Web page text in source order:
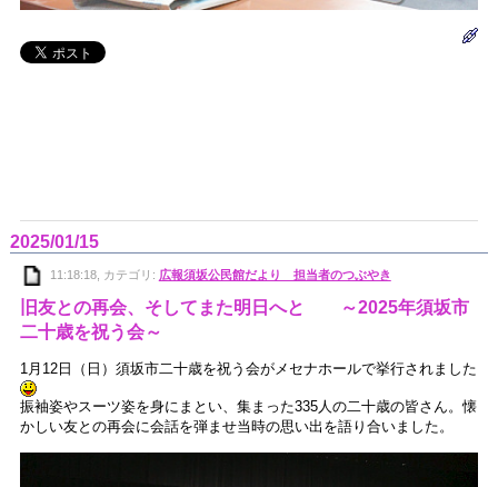
2025/01/15
11:18:18, カテゴリ: 広報須坂公民館だより 担当者のつぶやき
旧友との再会、そしてまた明日へと ～2025年須坂市
二十歳を祝う会～
1月12日（日）須坂市二十歳を祝う会がメセナホールで挙行されました
振袖姿やスーツ姿を身にまとい、集まった335人の二十歳の皆さん。懐
かしい友との再会に会話を弾ませ当時の思い出を語り合いました。